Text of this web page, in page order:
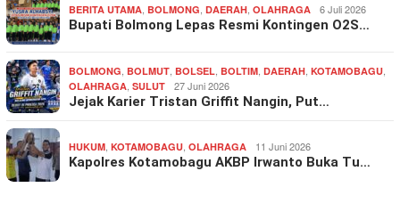
BERITA UTAMA BOLMONG DAERAH OLAHRAGA 6 Juli 2026
Bupati Bolmong Lepas Resmi Kontingen O2S…
BOLMONG BOLMUT BOLSEL BOLTIM DAERAH KOTAMOBAGU
OLAHRAGA SULUT 27 Juni 2026
Jejak Karier Tristan Griffit Nangin, Put…
HUKUM KOTAMOBAGU OLAHRAGA 11 Juni 2026
Kapolres Kotamobagu AKBP Irwanto Buka Tu…